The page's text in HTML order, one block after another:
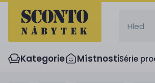
Kategorie MístnostiSérie